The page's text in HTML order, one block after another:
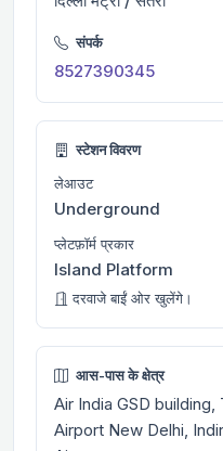
संपर्क
8527390345
स्टेशन विवरण
लेआउट
Underground
प्लेटफ़ॉर्म प्रकार
Island Platform
दरवाजे बाईं ओर खुलेंगे।
आस-पास के क्षेत्र
Air India GSD building,
Airport New Delhi,